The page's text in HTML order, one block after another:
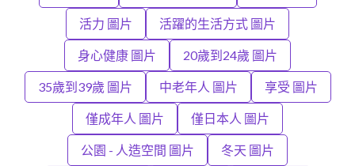
活力 圖片 活躍的生活方式 圖片
身心健康 圖片 20歲到24歲 圖片
35歲到39歲 圖片 中老年人 圖片 享受 圖片
僅成年人 圖片 僅日本人 圖片
公園 - 人造空間 圖片 冬天 圖片